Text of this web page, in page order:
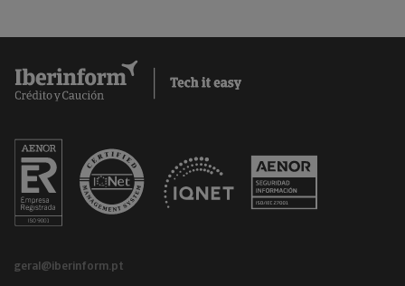
geral@iberinform.pt